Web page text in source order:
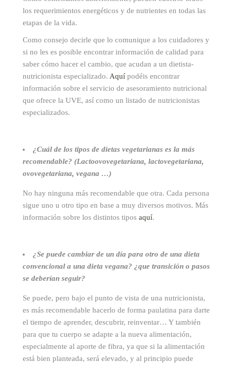
los requerimientos energéticos y de nutrientes en todas las
etapas de la vida.
Como consejo decirle que lo comunique a los cuidadores y
si no les es posible encontrar información de calidad para
saber cómo hacer el cambio, que acudan a un dietista-
nutricionista especializado. Aquípodéis encontrar
información sobre el servicio de asesoramiento nutricional
que ofrece la UVE, así como un listado de nutricionistas
especializados.
¿Cuál de los tipos de dietas vegetarianas es la más
recomendable? (Lactoovovegetariana, lactovegetariana,
ovovegetariana, vegana …)
No hay ninguna más recomendable que otra. Cada persona
sigue uno u otro tipo en base a muy diversos motivos. Más
información sobre los distintos tipos aquí.
¿Se puede cambiar de un día para otro de una dieta
convencional a una dieta vegana? ¿que transición o pasos
se deberían seguir?
Se puede, pero bajo el punto de vista de una nutricionista,
es más recomendable hacerlo de forma paulatina para darte
el tiempo de aprender, descubrir, reinventar… Y también
para que tu cuerpo se adapte a la nueva alimentación,
especialmente al aporte de fibra, ya que si la alimentación
está bien planteada, será elevado, y al principio puede